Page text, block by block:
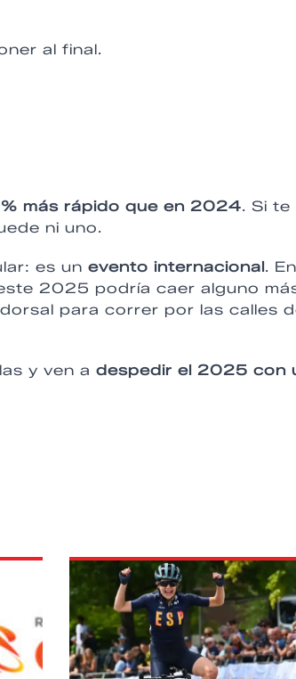
al final.
más rápido que en 2024. Si te
ni uno.
es un evento internacional.
2025 podría caer alguno
para correr por las calles
y ven a despedir el 2025 con